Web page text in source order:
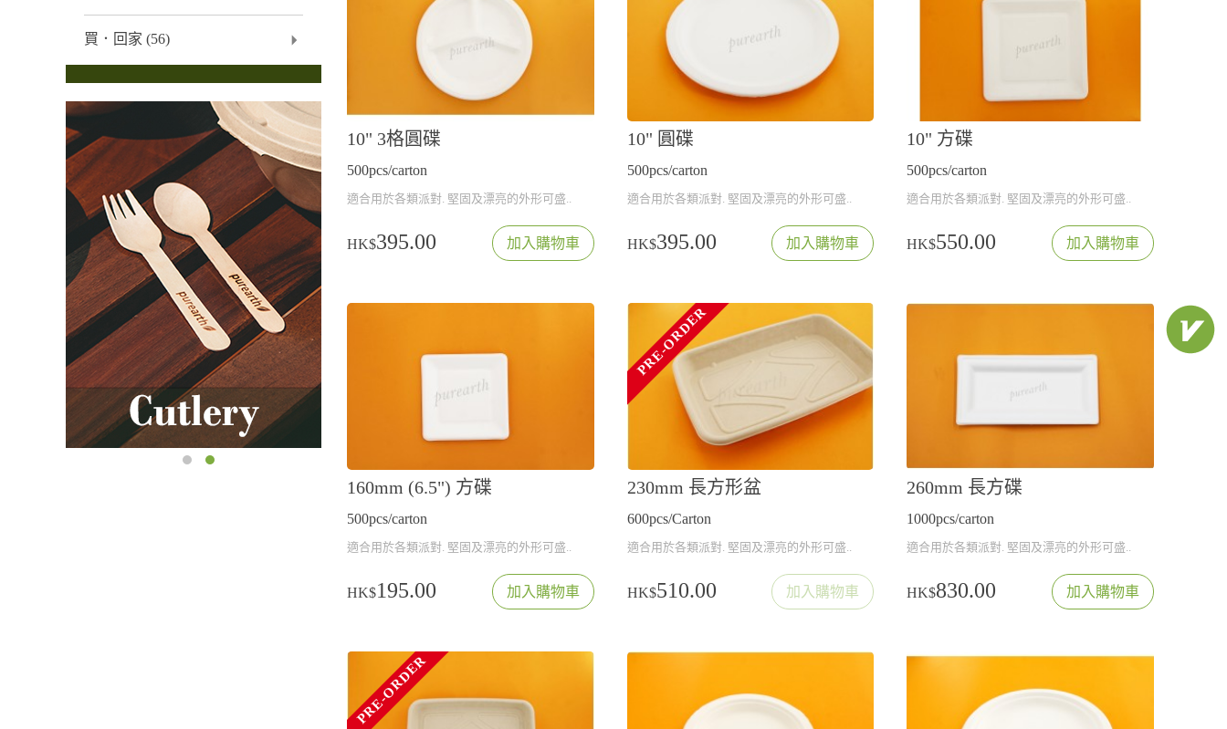
買．回家 (56)
10" 3格圓碟
500pcs/carton
適合用於各類派對. 堅固及漂亮的外形可盛..
HK$395.00 加入購物車
10" 圓碟
500pcs/carton
適合用於各類派對. 堅固及漂亮的外形可盛..
HK$395.00 加入購物車
10" 方碟
500pcs/carton
適合用於各類派對. 堅固及漂亮的外形可盛..
HK$550.00 加入購物車
160mm (6.5") 方碟
500pcs/carton
適合用於各類派對. 堅固及漂亮的外形可盛..
HK$195.00 加入購物車
PRE-ORDER
230mm 長方形盆
600pcs/Carton
適合用於各類派對. 堅固及漂亮的外形可盛..
HK$510.00 加入購物車
260mm 長方碟
1000pcs/carton
適合用於各類派對. 堅固及漂亮的外形可盛..
HK$830.00 加入購物車
PRE-ORDER